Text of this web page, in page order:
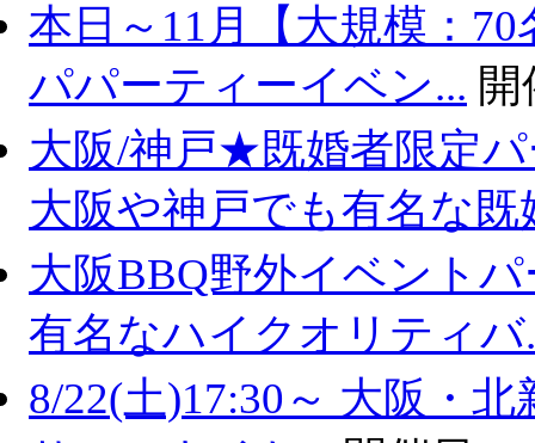
本日～11月【大規模：
パパーティーイベン...
大阪/神戸★既婚者限定
大阪や神戸でも有名な既
大阪BBQ野外イベント
有名なハイクオリティバ
8/22(土)17:30～ 大阪・